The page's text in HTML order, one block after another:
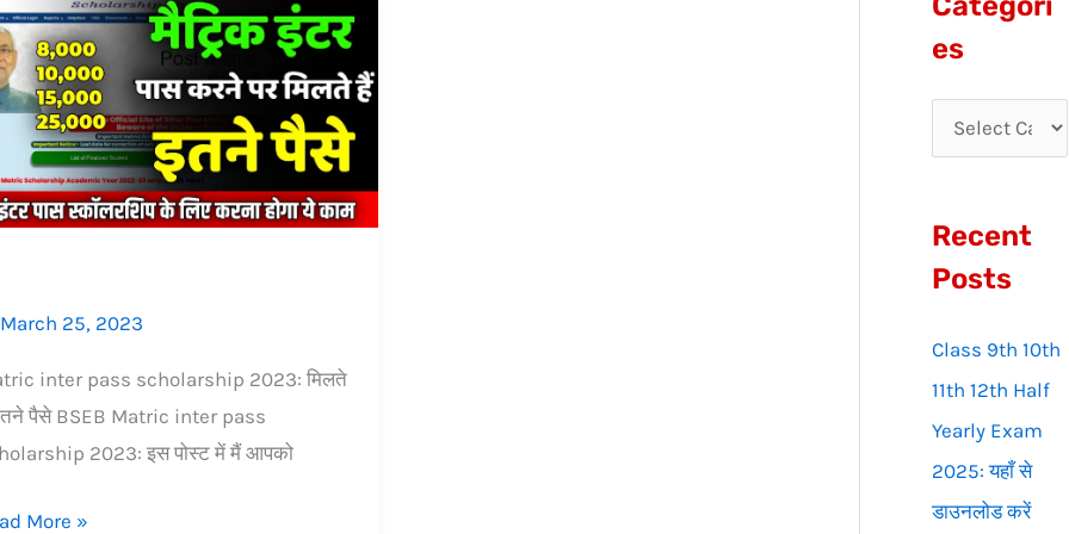
March 25, 2023
inter pass scholarship 2023: मिलते
पैसे BSEB Matric inter pass
2023: इस पोस्ट में मैं आपको
More »
f
r
:
es
Recent
Posts
Class 9th 10th
11th 12th Half
Yearly Exam
2025: यहाँ से
डाउनलोड करें